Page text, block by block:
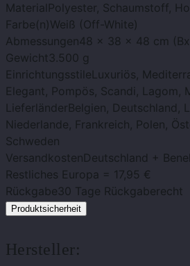
Material Polyester, Schaumstoff,
Farbe(n)Weiß (Off-White)
Abmessungen48 x 38 x 48 cm
Gewicht3.500 g
EinrichtungsstileLuxuriös,
Elegant, Pompös, Scandi, Lagom,
Lieferländer Belgien, Deutschland,
Niederlande, Frankreich, Polen,
Schweden
VersandkostenDeutschland +
Restliches Europa = 17,95 €
Rückgabe30 Tage Rückgaberecht
Produktsicherheit
Hersteller: